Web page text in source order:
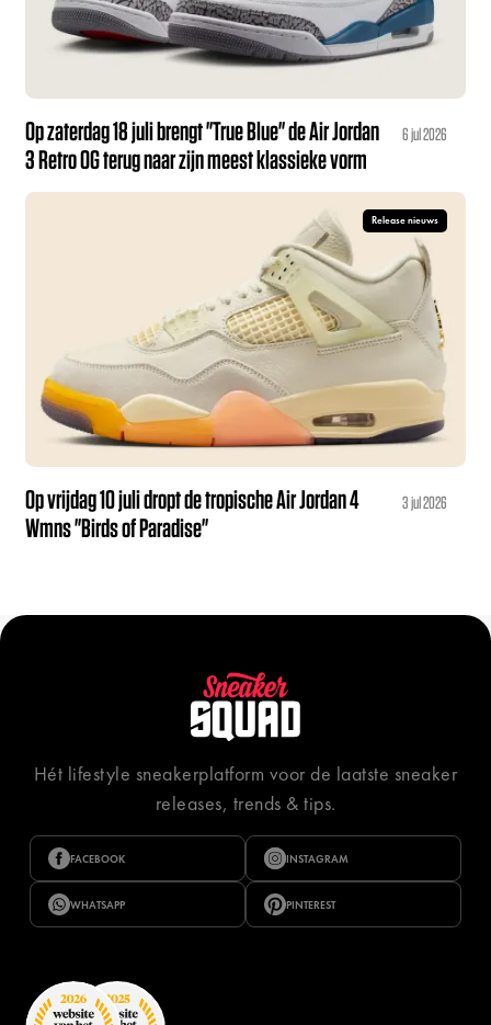
Op zaterdag 18 juli brengt "True Blue" de Air Jordan
3 Retro OG terug naar zijn meest klassieke vorm
6 jul 2026
Release nieuws
Op vrijdag 10 juli dropt de tropische Air Jordan 4
Wmns "Birds of Paradise"
3 jul 2026
Hét lifestyle sneakerplatform voor de laatste sneaker
releases, trends & tips.
FACEBOOK INSTAGRAM
WHATSAPP PINTEREST